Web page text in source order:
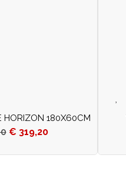
HORIZON 180X60CM
€ 319,20